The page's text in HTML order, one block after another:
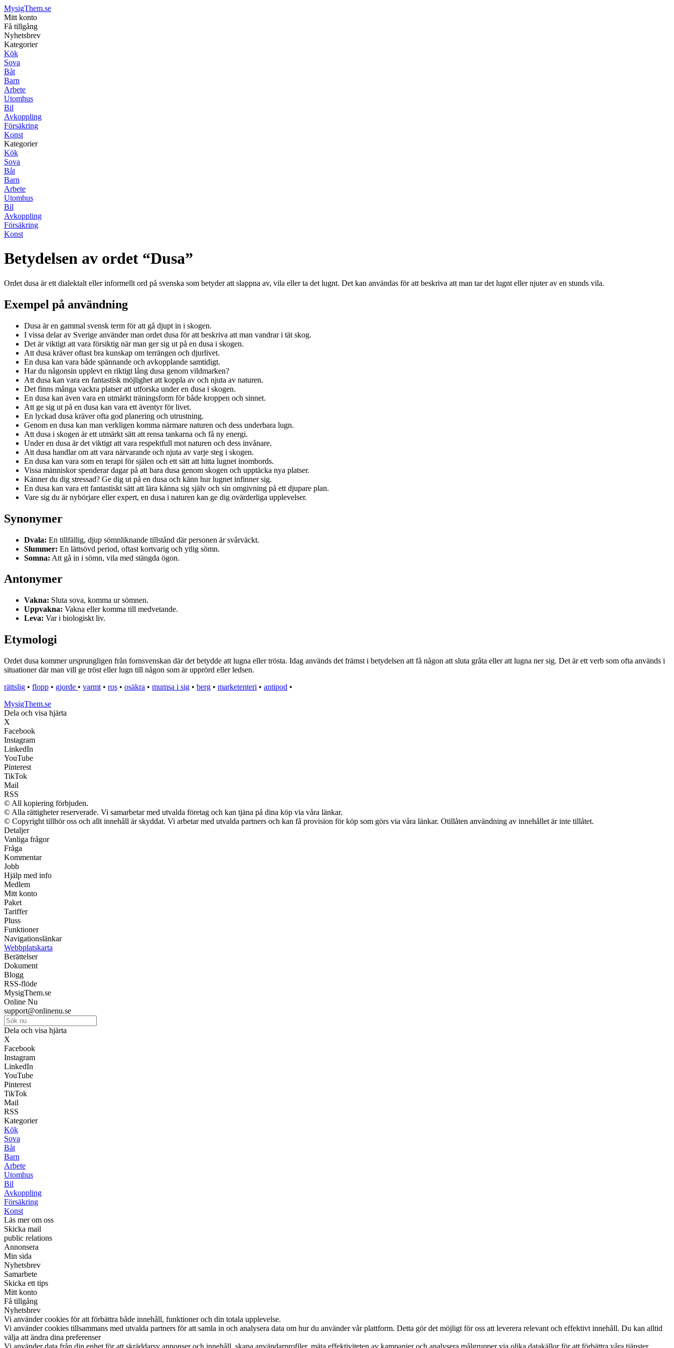
MysigThem.se
Mitt konto
Få tillgång
Nyhetsbrev
Kategorier
Kök
Sova
Båt
Barn
Arbete
Utomhus
Bil
Avkoppling
Försäkring
Konst
Kategorier
Kök
Sova
Båt
Barn
Arbete
Utomhus
Bil
Avkoppling
Försäkring
Konst
Betydelsen av ordet “Dusa”
Ordet dusa är ett dialektalt eller informellt ord på svenska som betyder att slappna av, vila eller ta det lugnt. Det kan användas för att beskriva att man tar det lugnt eller njuter av en stunds vila.
Exempel på användning
Dusa är en gammal svensk term för att gå djupt in i skogen.
I vissa delar av Sverige använder man ordet dusa för att beskriva att man vandrar i tät skog.
Det är viktigt att vara försiktig när man ger sig ut på en dusa i skogen.
Att dusa kräver oftast bra kunskap om terrängen och djurlivet.
En dusa kan vara både spännande och avkopplande samtidigt.
Har du någonsin upplevt en riktigt lång dusa genom vildmarken?
Att dusa kan vara en fantastisk möjlighet att koppla av och njuta av naturen.
Det finns många vackra platser att utforska under en dusa i skogen.
En dusa kan även vara en utmärkt träningsform för både kroppen och sinnet.
Att ge sig ut på en dusa kan vara ett äventyr för livet.
En lyckad dusa kräver ofta god planering och utrustning.
Genom en dusa kan man verkligen komma närmare naturen och dess underbara lugn.
Att dusa i skogen är ett utmärkt sätt att rensa tankarna och få ny energi.
Under en dusa är det viktigt att vara respektfull mot naturen och dess invånare.
Att dusa handlar om att vara närvarande och njuta av varje steg i skogen.
En dusa kan vara som en terapi för själen och ett sätt att hitta lugnet inombords.
Vissa människor spenderar dagar på att bara dusa genom skogen och upptäcka nya platser.
Känner du dig stressad? Ge dig ut på en dusa och känn hur lugnet infinner sig.
En dusa kan vara ett fantastiskt sätt att lära känna sig själv och sin omgivning på ett djupare plan.
Vare sig du är nybörjare eller expert, en dusa i naturen kan ge dig ovärderliga upplevelser.
Synonymer
Dvala: En tillfällig, djup sömnliknande tillstånd där personen är svårväckt.
Slummer: En lättsövd period, oftast kortvarig och ytlig sömn.
Somna: Att gå in i sömn, vila med stängda ögon.
Antonymer
Vakna: Sluta sova, komma ur sömnen.
Uppvakna: Vakna eller komma till medvetande.
Leva: Var i biologiskt liv.
Etymologi
Ordet dusa kommer ursprungligen från fornsvenskan där det betydde att lugna eller trösta. Idag används det främst i betydelsen att få någon att sluta gråta eller att lugna ner sig. Det är ett verb som ofta används i
situationer där man vill ge tröst eller lugn till någon som är upprörd eller ledsen.
rättslig • flopp • gjorde • varmt • ros • osäkra • mumsa i sig • berg • marketenteri • antipod •
MysigThem.se
Dela och visa hjärta
X
Facebook
Instagram
LinkedIn
YouTube
Pinterest
TikTok
Mail
RSS
© All kopiering förbjuden.
© Alla rättigheter reserverade. Vi samarbetar med utvalda företag och kan tjäna på dina köp via våra länkar.
© Copyright tillhör oss och allt innehåll är skyddat. Vi arbetar med utvalda partners och kan få provision för köp som görs via våra länkar. Otillåten användning av innehållet är inte tillåtet.
Detaljer
Vanliga frågor
Fråga
Kommentar
Jobb
Hjälp med info
Medlem
Mitt konto
Paket
Tariffer
Pluss
Funktioner
Navigationslänkar
Webbplatskarta
Berättelser
Dokument
Blogg
RSS-flöde
MysigThem.se
Online Nu
support@onlinenu.se
Dela och visa hjärta
X
Facebook
Instagram
LinkedIn
YouTube
Pinterest
TikTok
Mail
RSS
Kategorier
Kök
Sova
Båt
Barn
Arbete
Utomhus
Bil
Avkoppling
Försäkring
Konst
Läs mer om oss
Skicka mail
public relations
Annonsera
Min sida
Nyhetsbrev
Samarbete
Skicka ett tips
Mitt konto
Få tillgång
Nyhetsbrev
Vi använder cookies för att förbättra både innehåll, funktioner och din totala upplevelse.
Vi använder cookies tillsammans med utvalda partners för att samla in och analysera data om hur du använder vår plattform. Detta gör det möjligt för oss att leverera relevant och effektivt innehåll. Du kan alltid
välja att ändra dina preferenser